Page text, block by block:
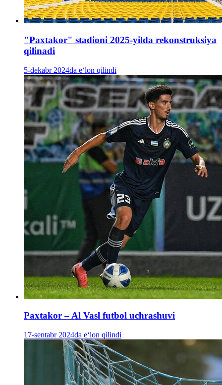
"Paxtakor" stadioni 2025-yilda rekonstruksiya
qilinadi
5-dekabr 2024da e‘lon qilindi
Paxtakor – Al Vasl futbol uchrashuvi
17-sentabr 2024da e‘lon qilindi